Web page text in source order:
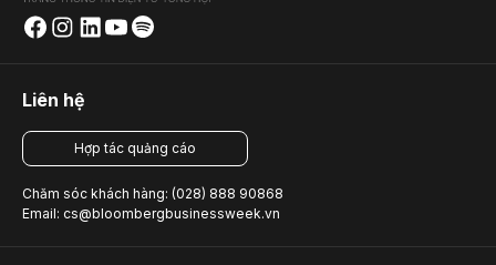
Liên hệ
Hợp tác quảng cáo
Chăm sóc khách hàng: (028) 888 90868
Email: cs@bloombergbusinessweek.vn